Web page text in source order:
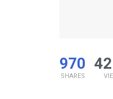
970
SHARES